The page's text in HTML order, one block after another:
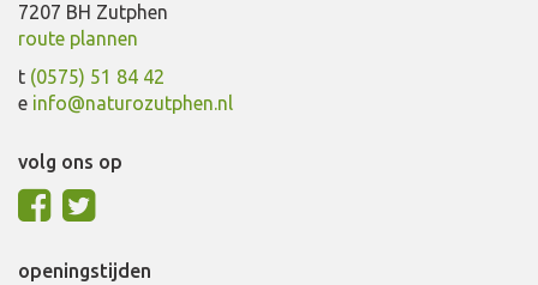
7207 BH Zutphen
route plannen
t (0575) 51 84 42
e info@naturozutphen.nl
volg ons op
openingstijden